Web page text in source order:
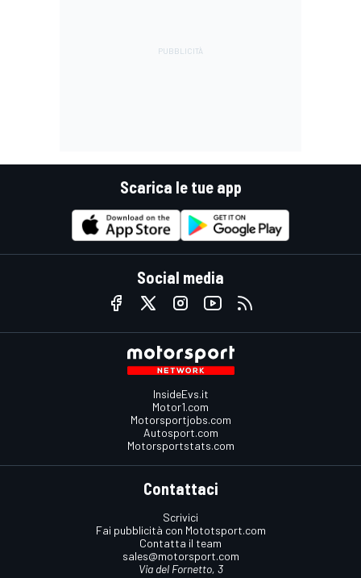
Scarica le tue app
Social media
InsideEvs.it
Motor1.com
Motorsportjobs.com
Autosport.com
Motorsportstats.com
Contattaci
Scrivici
Fai pubblicità con Mototsport.com
Contatta il team
sales@motorsport.com
Via del Fornetto, 3